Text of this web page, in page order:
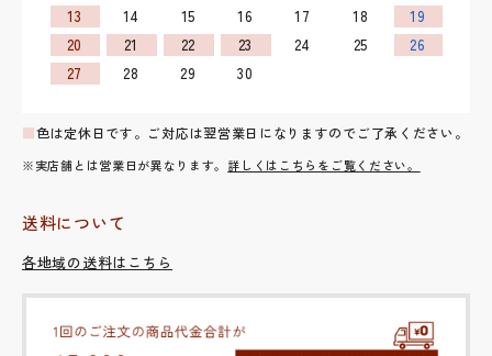
13
14 15 16 17 18
19
20
21 22 23 24 25
26
27
28 29 30
■色は定休日です。ご対応は翌営業日になりますのでご了承ください。
※実店舗とは営業日が異なります。 詳しくはこちらをご覧ください。
送料について
各地域の送料はこちら